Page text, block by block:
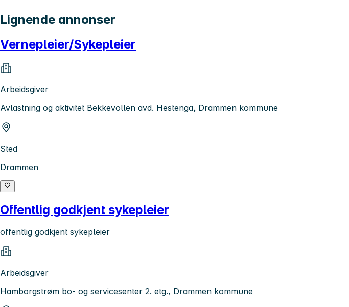
Lignende annonser
Vernepleier/Sykepleier
Arbeidsgiver
Avlastning og aktivitet Bekkevollen avd. Hestenga, Drammen kommune
Sted
Drammen
Offentlig godkjent sykepleier
offentlig godkjent sykepleier
Arbeidsgiver
Hamborgstrøm bo- og servicesenter 2. etg., Drammen kommune